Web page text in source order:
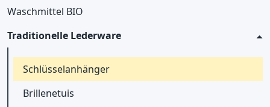
Waschmittel BIO
Traditionelle Lederware
Schlüsselanhänger
Brillenetuis